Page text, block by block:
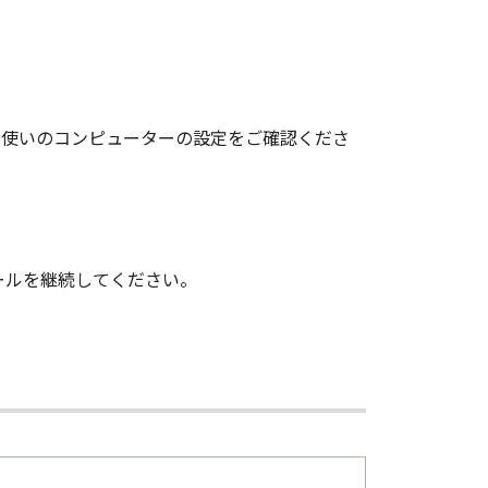
いのコンピューターの設定をご確認くださ
を継続してください。